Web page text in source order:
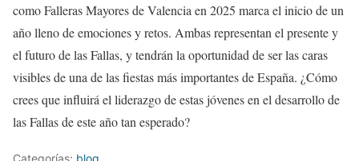
como Falleras Mayores de Valencia en 2025 marca el inicio de un
año lleno de emociones y retos. Ambas representan el presente y
el futuro de las Fallas, y tendrán la oportunidad de ser las caras
visibles de una de las fiestas más importantes de España. ¿Cómo
crees que influirá el liderazgo de estas jóvenes en el desarrollo de
las Fallas de este año tan esperado?